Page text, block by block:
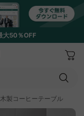
大50％OFF
製コーヒーテーブル